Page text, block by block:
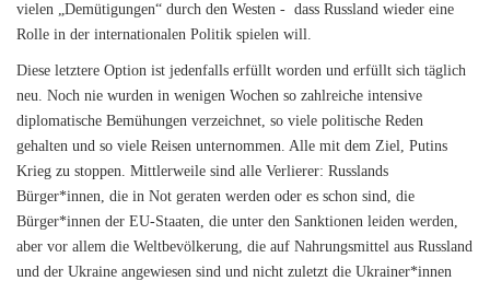
vielen „Demütigungen“ durch den Westen - dass Russland wieder eine
Rolle in der internationalen Politik spielen will.
Diese letztere Option ist jedenfalls erfüllt worden und erfüllt sich täglich
neu. Noch nie wurden in wenigen Wochen so zahlreiche intensive
diplomatische Bemühungen verzeichnet, so viele politische Reden
gehalten und so viele Reisen unternommen. Alle mit dem Ziel, Putins
Krieg zu stoppen. Mittlerweile sind alle Verlierer: Russlands
Bürger*innen, die in Not geraten werden oder es schon sind, die
Bürger*innen der EU-Staaten, die unter den Sanktionen leiden werden,
aber vor allem die Weltbevölkerung, die auf Nahrungsmittel aus Russland
und der Ukraine angewiesen sind und nicht zuletzt die Ukrainer*innen